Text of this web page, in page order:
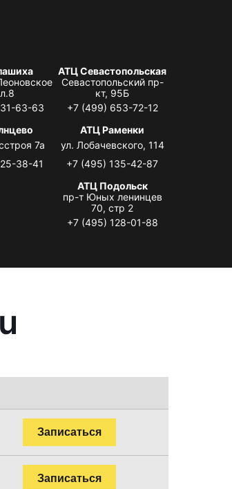
63-63
АТЦ Севастопольская
Севастопольский пр-
кт, 95Б
+7 (499) 653-72-12
7а
38-41
АТЦ Раменки
ул. Лобачевского, 114
+7 (495) 135-42-87
АТЦ Подольск
пр-т Юных ленинцев
70, стр 2
+7 (495) 128-01-88
Записаться
Записаться